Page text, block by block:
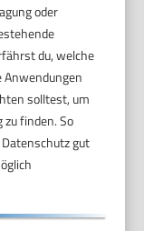
oder
du, welche
Anwendungen
solltest, um
finden. So
gut